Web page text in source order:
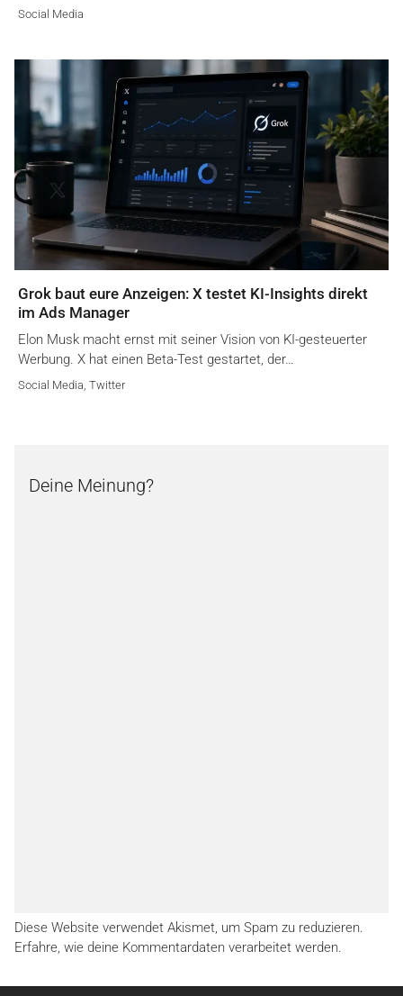
Social Media
Grok baut eure Anzeigen: X testet KI-Insights direkt
im Ads Manager
Elon Musk macht ernst mit seiner Vision von KI-gesteuerter
Werbung. X hat einen Beta-Test gestartet, der…
Social Media, Twitter
Deine Meinung?
Diese Website verwendet Akismet, um Spam zu reduzieren.
Erfahre, wie deine Kommentardaten verarbeitet werden.